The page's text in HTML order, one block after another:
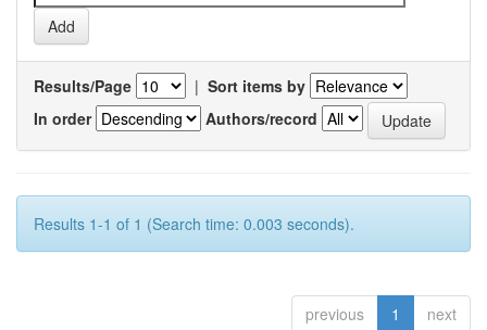
Results/Page | Sort items by
In order
Authors/record
Results 1-1 of 1 (Search time: 0.003 seconds).
previous 1 next